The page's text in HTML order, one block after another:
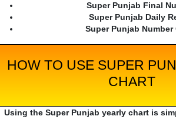
Super Punjab Final
Super Punjab Daily
Super Punjab Number
HOW TO USE SUPER
CHART
Using the Super Punjab yearly chart is